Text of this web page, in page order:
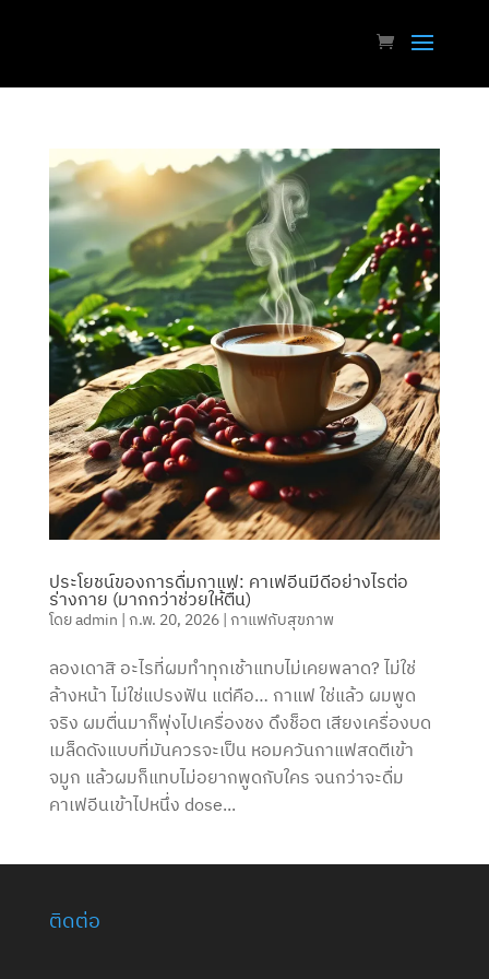
ประโยชน์ของการดื่มกาแฟ: คาเฟอีนมีดีอย่างไรต่อ
ร่างกาย (มากกว่าช่วยให้ตื่น)
โดยadmin ก.พ. 20, 2026| กาแฟกับสุขภาพ
ลองเดาสิ อะไรที่ผมทำทุกเช้าแทบไม่เคยพลาด? ไม่ใช่
ล้างหน้า ไม่ใช่แปรงฟัน แต่คือ… กาแฟ ใช่แล้ว ผมพูด
จริง ผมตื่นมาก็พุ่งไปเครื่องชง ดึงช็อต เสียงเครื่องบด
เมล็ดดังแบบที่มันควรจะเป็น หอมควันกาแฟสดตีเข้า
จมูก แล้วผมก็แทบไม่อยากพูดกับใคร จนกว่าจะดื่ม
คาเฟอีนเข้าไปหนึ่ง dose...
ติดต่อ